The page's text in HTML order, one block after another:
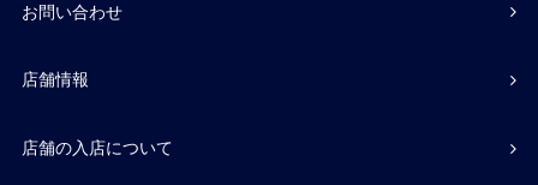
お問い合わせ
店舗情報
店舗の入店について